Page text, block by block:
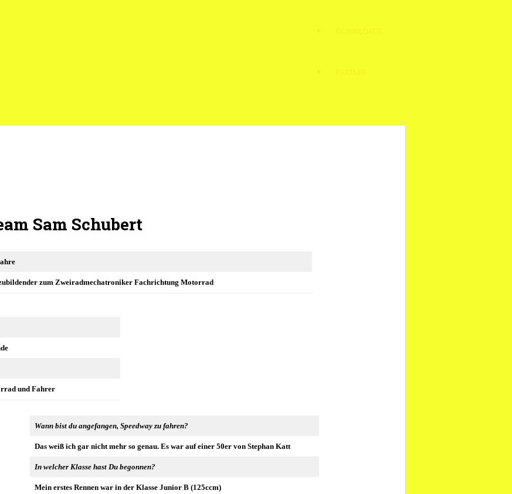
Sam Schubert
zum Zweiradmechatroniker Fachrichtung Motorrad
und Fahrer
Wann bist du angefangen, Speedway zu fahren?
Das weiß ich gar nicht mehr so genau. Es war auf einer 50er von Stephan Katt
In welcher Klasse hast Du begonnen?
Mein erstes Rennen war in der Klasse Junior B (125ccm)